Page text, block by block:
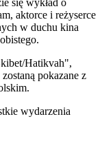
się wykład o
aktorce i reżyserce
w duchu kina
Hatikvah",
pokazane z
wydarzenia